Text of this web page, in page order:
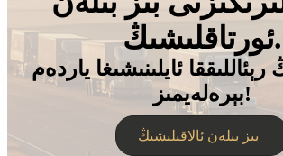
ئورتاقلىشىڭ.
رېئاللىققا ئايلىنىشىغا ياردەم
بېرەلەيمىز!
بىز بىلەن ئالاقىلىشىڭ